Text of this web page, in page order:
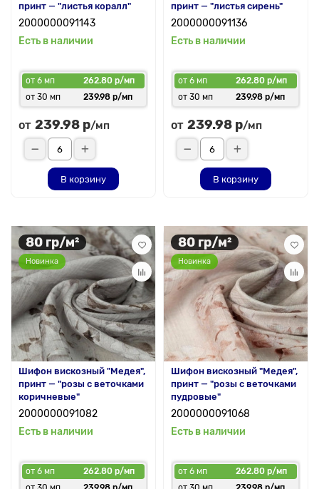
принт — "листья коралл"
2000000091143
Есть в наличии
от 6 мп
262.80 р/мп
от 30 мп
239.98 р/мп
от 239.98 р/мп
В корзину
принт — "листья сирень"
2000000091136
Есть в наличии
от 6 мп
262.80 р/мп
от 30 мп
239.98 р/мп
от 239.98 р/мп
В корзину
80 гр/м²
Новинка
Шифон вискозный "Медея",
принт — "розы с веточками
коричневые"
2000000091082
Есть в наличии
от 6 мп
262.80 р/мп
80 гр/м²
Новинка
Шифон вискозный "Медея",
принт — "розы с веточками
пудровые"
2000000091068
Есть в наличии
от 6 мп
262.80 р/мп